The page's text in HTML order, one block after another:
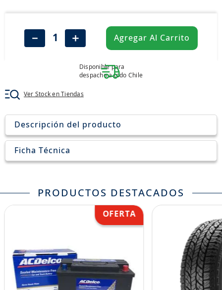
＋
－ Agregar Al Carrito
Disponible para
despacho a todo Chile
Ver Stock en Tiendas
Descripción del producto
Ficha Técnica
PRODUCTOS DESTACADOS
neumáticos 235